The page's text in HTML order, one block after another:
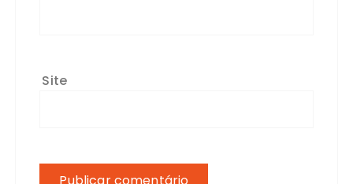
Site